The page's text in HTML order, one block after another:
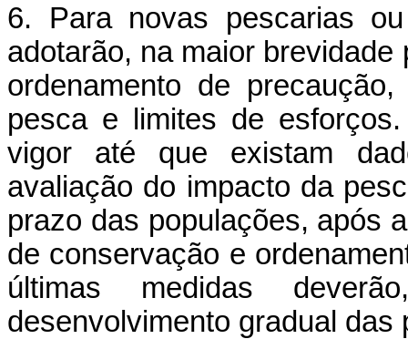
6. Para novas pescarias
adotarão, na maior
ordenamento de
pesca e limites de
vigor até que existam
avaliação do impacto da
prazo das populações, após
de conservação e
últimas medidas
desenvolvimento gradual das